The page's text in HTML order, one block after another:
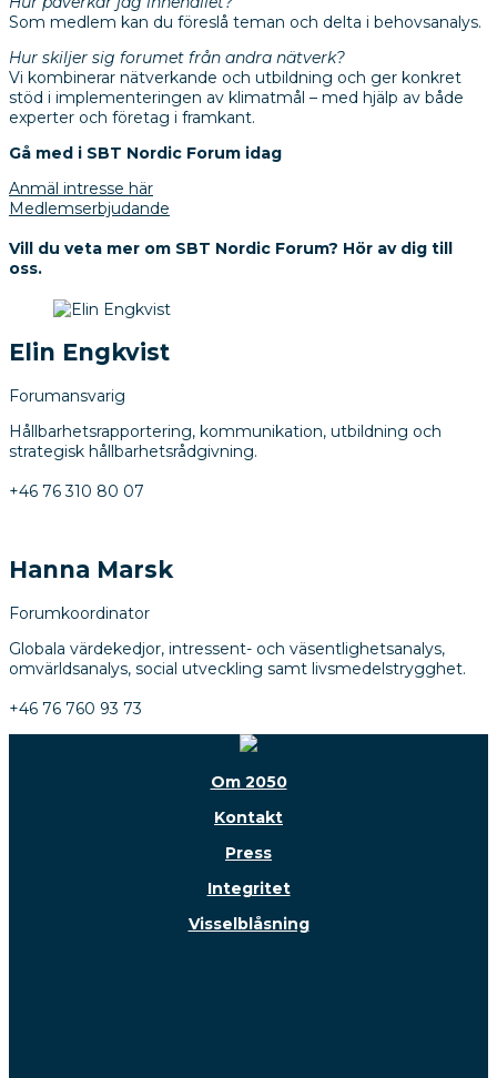
Som medlem kan du föreslå teman och delta i behovsanalys.
Hur skiljer sig forumet från andra nätverk?
Vi kombinerar nätverkande och utbildning och ger konkret
stöd i implementeringen av klimatmål – med hjälp av både
experter och företag i framkant.
Gå med i SBT Nordic Forum idag
Anmäl intresse här
Medlemserbjudande
Vill du veta mer om SBT Nordic Forum? Hör av dig till
oss.
Elin Engkvist
Forumansvarig
Hållbarhetsrapportering, kommunikation, utbildning och
strategisk hållbarhetsrådgivning.
+46 76 310 80 07
Hanna Marsk
Forumkoordinator
Globala värdekedjor, intressent- och väsentlighetsanalys,
omvärldsanalys, social utveckling samt livsmedelstrygghet.
+46 76 760 93 73
Om 2050
Kontakt
Press
Integritet
Visselblåsning